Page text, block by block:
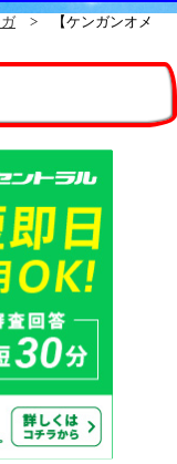
【ケンガンオメ